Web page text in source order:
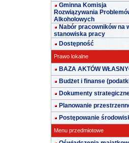
Gminna Komisja
Rozwiązywania
Alkoholowych
Nabór pracowników na
stanowiska pracy
Dostępność
Prawo lokalne
BAZA AKTÓW
Budżet i finanse
Dokumenty
Planowanie
Postępowanie
Menu przedmiotowe